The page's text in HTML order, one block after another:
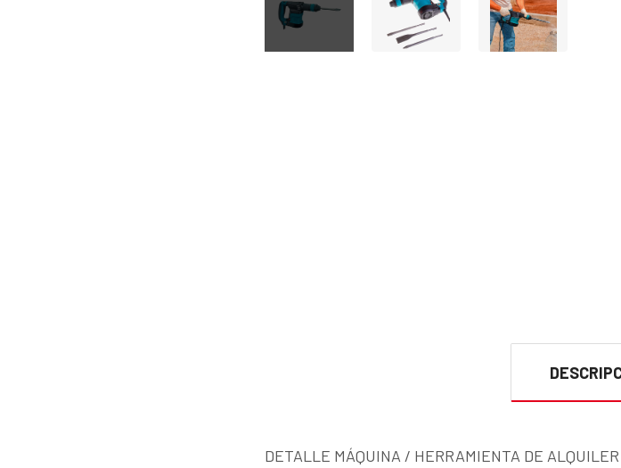
DETALLE MÁQUINA / HERRAMIENTA DE ALQUILER